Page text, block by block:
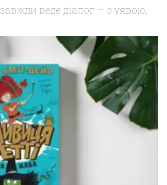
веде діалог — з уявою,
в дитячих книгах — це не
а повноцінна частина
спосіб її сприйняття.
яку дитина розуміє першою
дитина навчиться […]